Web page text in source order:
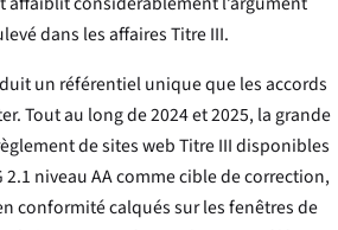
dans les affaires Titre III.
un référentiel unique que les accords
Tout au long de 2024 et 2025, la grande
de sites web Titre III disponibles
niveau AA comme cible de correction,
conformité calqués sur les fenêtres de